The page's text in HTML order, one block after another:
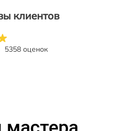
клиентов
5358 оценок